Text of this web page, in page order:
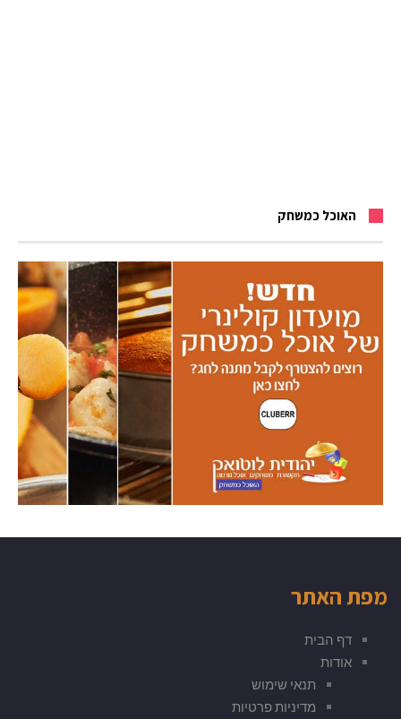
האוכל כמשחק
מפת האתר
דף הבית
אודות
תנאי שימוש
מדיניות פרטיות